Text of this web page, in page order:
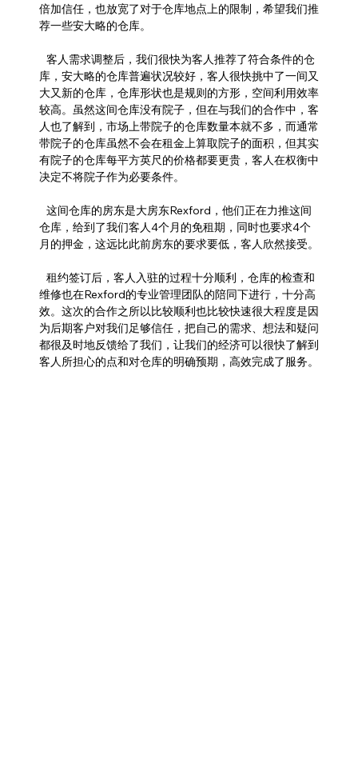
倍加信任，也放宽了对于仓库地点上的限制，希望我们推
荐一些安大略的仓库。
客人需求调整后，我们很快为客人推荐了符合条件的仓
库，安大略的仓库普遍状况较好，客人很快挑中了一间又
大又新的仓库，仓库形状也是规则的方形，空间利用效率
较高。虽然这间仓库没有院子，但在与我们的合作中，客
人也了解到，市场上带院子的仓库数量本就不多，而通常
带院子的仓库虽然不会在租金上算取院子的面积，但其实
有院子的仓库每平方英尺的价格都要更贵，客人在权衡中
决定不将院子作为必要条件。
这间仓库的房东是大房东Rexford，他们正在力推这间
仓库，给到了我们客人4个月的免租期，同时也要求4个
月的押金，这远比此前房东的要求要低，客人欣然接受。
租约签订后，客人入驻的过程十分顺利，仓库的检查和
维修也在Rexford的专业管理团队的陪同下进行，十分高
效。这次的合作之所以比较顺利也比较快速很大程度是因
为后期客户对我们足够信任，把自己的需求、想法和疑问
都很及时地反馈给了我们，让我们的经济可以很快了解到
客人所担心的点和对仓库的明确预期，高效完成了服务。